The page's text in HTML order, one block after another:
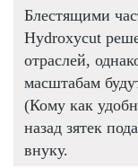
Блестящими
Hydroxycut
отраслей,
масштабам
(Кому как
назад зятек
внуку.